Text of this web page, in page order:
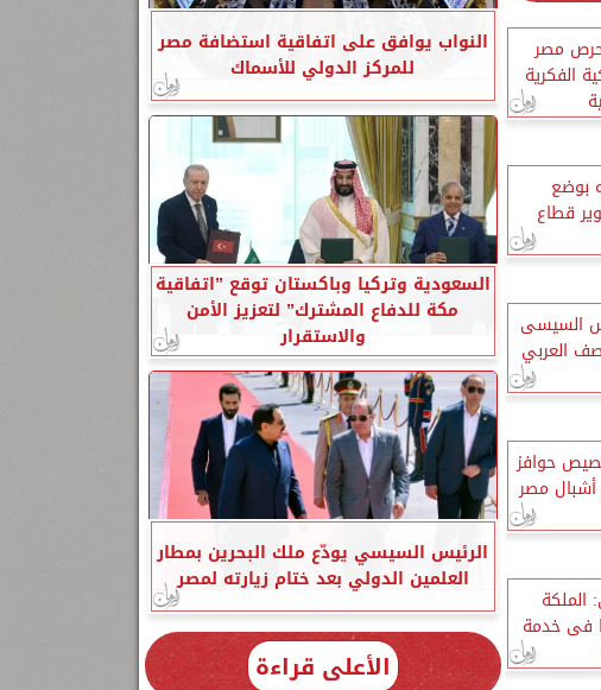
مصر
الفكرية
بوضع
قطاع
السيسى
العربي
حوافز
أشبال مصر
الملكة
فى خدمة
النواب يوافق على اتفاقية استضافة مصر
للمركز الدولي للأسماك
السعودية وتركيا وباكستان توقع ”اتفاقية
مكة للدفاع المشترك” لتعزيز الأمن
والاستقرار
الرئيس السيسي يودّع ملك البحرين بمطار
العلمين الدولي بعد ختام زيارته لمصر
الأعلى قراءة